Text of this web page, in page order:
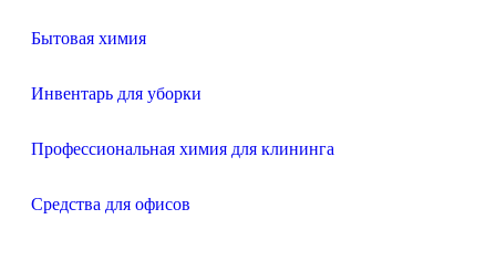
Бытовая химия
Инвентарь для уборки
Профессиональная химия для клининга
Средства для офисов